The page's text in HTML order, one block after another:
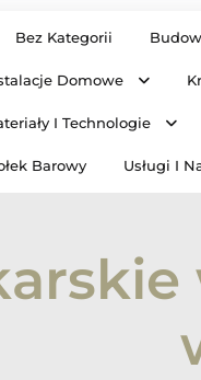
Bez Kategorii
Domowe
I Technologie
Barowy Usługi I